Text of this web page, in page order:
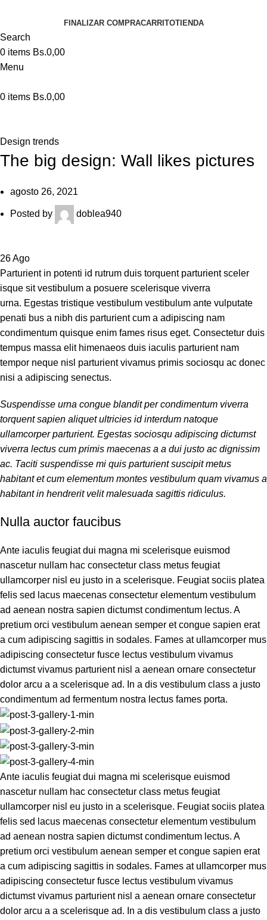
FINALIZAR COMPRACARRITOTIENDA
Search
0 items Bs.0,00
Menu
0 items Bs.0,00
Design trends
The big design: Wall likes pictures
agosto 26, 2021
Posted by doblea940
26Ago
Parturient in potenti id rutrum duis torquent parturient sceler
isque sit vestibulum a posuere scelerisque viverra
urna. Egestas tristique vestibulum vestibulum ante vulputate
penati bus a nibh dis parturient cum a adipiscing nam
condimentum quisque enim fames risus eget. Consectetur duis
tempus massa elit himenaeos duis iaculis parturient nam
tempor neque nisl parturient vivamus primis sociosqu ac donec
nisi a adipiscing senectus.
Suspendisse urna congue blandit per condimentum viverra
torquent sapien aliquet ultricies id interdum natoque
ullamcorper parturient. Egestas sociosqu adipiscing dictumst
viverra lectus cum primis maecenas a a dui justo ac dignissim
ac. Taciti suspendisse mi quis parturient suscipit metus
habitant et cum elementum montes vestibulum quam vivamus a
habitant in hendrerit velit malesuada sagittis ridiculus.
Nulla auctor faucibus
Ante iaculis feugiat dui magna mi scelerisque euismod
nascetur nullam hac consectetur class metus feugiat
ullamcorper nisl eu justo in a scelerisque. Feugiat sociis platea
felis sed lacus maecenas consectetur elementum vestibulum
ad aenean nostra sapien dictumst condimentum lectus. A
pretium orci vestibulum aenean semper et congue sapien erat
a cum adipiscing sagittis in sodales. Fames at ullamcorper mus
adipiscing consectetur fusce lectus vestibulum vivamus
dictumst vivamus parturient nisl a aenean ornare consectetur
dolor arcu a a scelerisque ad. In a dis vestibulum class a justo
condimentum ad fermentum nostra lectus fames porta.
Ante iaculis feugiat dui magna mi scelerisque euismod
nascetur nullam hac consectetur class metus feugiat
ullamcorper nisl eu justo in a scelerisque. Feugiat sociis platea
felis sed lacus maecenas consectetur elementum vestibulum
ad aenean nostra sapien dictumst condimentum lectus. A
pretium orci vestibulum aenean semper et congue sapien erat
a cum adipiscing sagittis in sodales. Fames at ullamcorper mus
adipiscing consectetur fusce lectus vestibulum vivamus
dictumst vivamus parturient nisl a aenean ornare consectetur
dolor arcu a a scelerisque ad. In a dis vestibulum class a justo